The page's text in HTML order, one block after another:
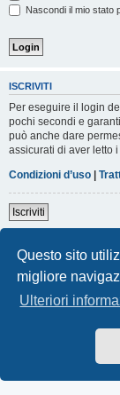
Questo sito
migliore
Ulteriori
Nascondi il mio stato
ISCRIVITI
Per eseguire il login
pochi secondi e
può anche dare
assicurati di aver letto i
Condizioni d’uso |
Iscriviti
Indice